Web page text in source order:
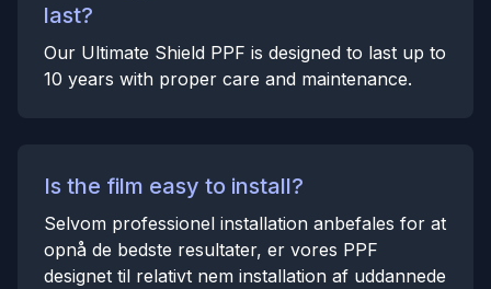
last?
Our Ultimate Shield PPF is designed to last up to
10 years with proper care and maintenance.
Is the film easy to install?
Selvom professionel installation anbefales for at
opnå de bedste resultater, er vores PPF
designet til relativt nem installation af uddannede